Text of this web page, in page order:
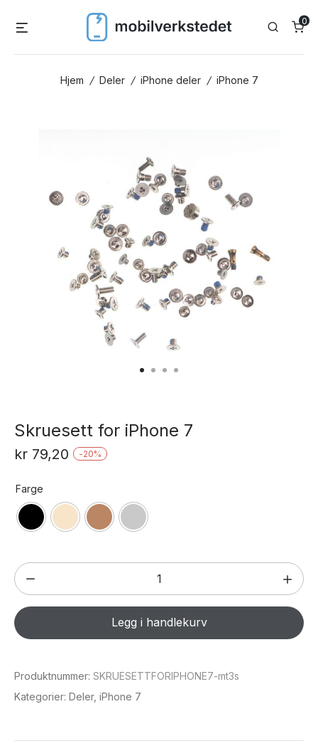
Search
0
Hjem / Deler / iPhone deler / iPhone 7
Skruesett for iPhone 7
kr 79,20 -20%
Farge
Skruesett
for
iPhone
7
Legg i handlekurv
Produktnummer: SKRUESETTFORIPHONE7-mt3s
Kategorier: Deler, iPhone 7